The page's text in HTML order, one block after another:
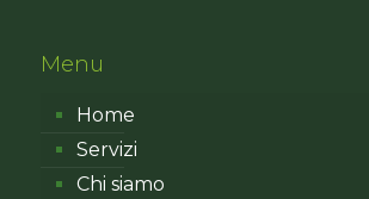
Menu
Home
Servizi
Chi siamo